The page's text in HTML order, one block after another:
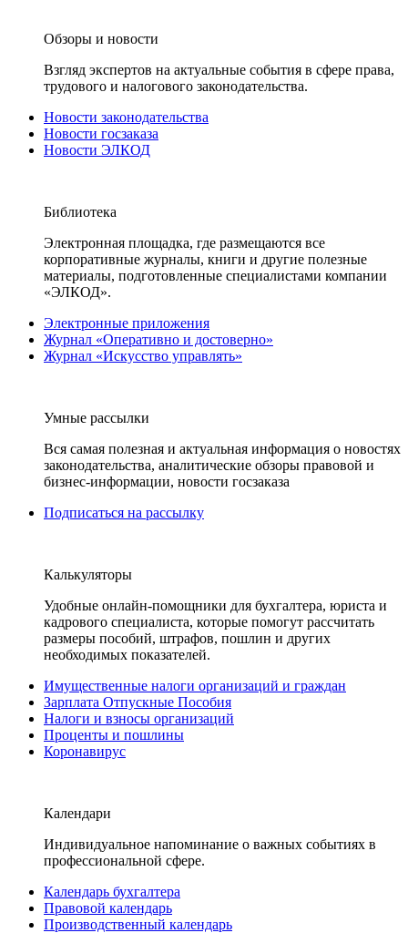
Обзоры и новости
Взгляд экспертов на актуальные события в сфере права,
трудового и налогового законодательства.
Новости законодательства
Новости госзаказа
Новости ЭЛКОД
Библиотека
Электронная площадка, где размещаются все
корпоративные журналы, книги и другие полезные
материалы, подготовленные специалистами компании
«ЭЛКОД».
Электронные приложения
Журнал «Оперативно и достоверно»
Журнал «Искусство управлять»
Умные рассылки
Вся самая полезная и актуальная информация о новостях
законодательства, аналитические обзоры правовой и
бизнес-информации, новости госзаказа
Подписаться на рассылку
Калькуляторы
Удобные онлайн-помощники для бухгалтера, юриста и
кадрового специалиста, которые помогут рассчитать
размеры пособий, штрафов, пошлин и других
необходимых показателей.
Имущественные налоги организаций и граждан
Зарплата Отпускные Пособия
Налоги и взносы организаций
Проценты и пошлины
Коронавирус
Календари
Индивидуальное напоминание о важных событиях в
профессиональной сфере.
Календарь бухгалтера
Правовой календарь
Производственный календарь